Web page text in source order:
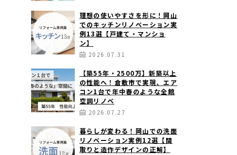
理想の使いやすさを形に！岡山
でのキッチンリノベーション実
例13選【戸建て・マンショ
ン】
2026.07.31
【築55年・2500万】新築以上
の性能へ！倉敷市で実現、エア
コン1台で年中春のような全館
空調リノベ
2026.07.27
暮らしが変わる！岡山での洗面
リノベーション実例12選【間
取りと造作デザインの正解】